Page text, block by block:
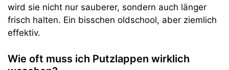
wird sie nicht nur sauberer, sondern auch länger
frisch halten. Ein bisschen oldschool, aber ziemlich
effektiv.
Wie oft muss ich Putzlappen wirklich